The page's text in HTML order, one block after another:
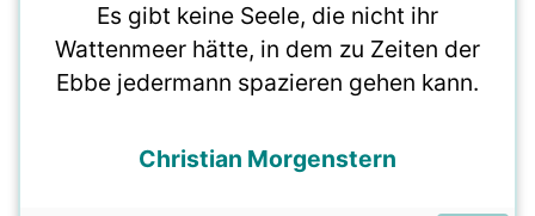
Es gibt keine Seele, die nicht ihr
Wattenmeer hätte, in dem zu Zeiten der
Ebbe jedermann spazieren gehen kann.
Christian Morgenstern